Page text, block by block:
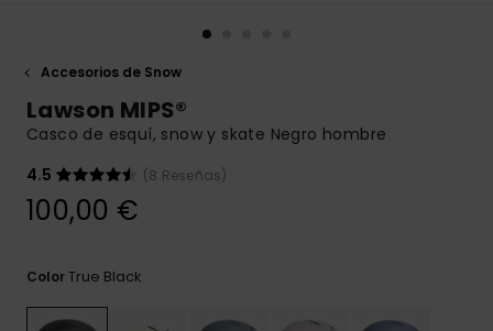
Iniciar una
conversación
respuestas a
más
accede a
Accesorios de Snow
Lawson MIPS®
Casco de esquí, snow y skate Negro hombre
4.5
(8 Reseñas)
100,00 €
ColorTrue Black